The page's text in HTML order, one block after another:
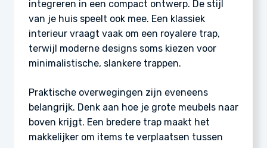
integreren in een compact ontwerp. De stijl
van je huis speelt ook mee. Een klassiek
interieur vraagt vaak om een royalere trap,
terwijl moderne designs soms kiezen voor
minimalistische, slankere trappen.
Praktische overwegingen zijn eveneens
belangrijk. Denk aan hoe je grote meubels naar
boven krijgt. Een bredere trap maakt het
makkelijker om items te verplaatsen tussen